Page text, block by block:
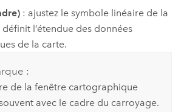
: ajustez le symbole linéaire de la
l’étendue des données
de la carte.
:
de la fenêtre cartographique
avec le cadre du carroyage.